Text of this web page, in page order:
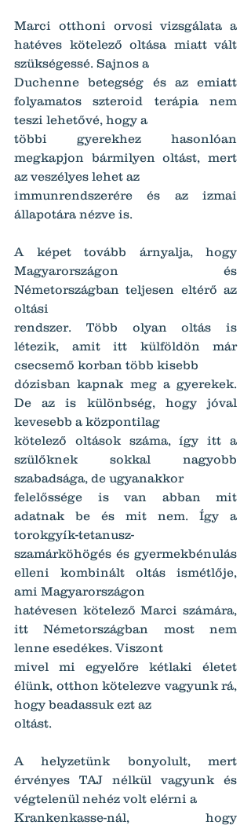
Marci otthoni orvosi vizsgálata a
hatéves kötelező oltása miatt vált
szükségessé. Sajnos a
Duchenne betegség és az emiatt
folyamatos szteroid terápia nem
teszi lehetővé, hogy a
többi gyerekhez hasonlóan
megkapjon bármilyen oltást, mert
az veszélyes lehet az
immunrendszerére és az izmai
állapotára nézve is.
A képet tovább árnyalja, hogy
Magyarországon és
Németországban teljesen eltérő az
oltási
rendszer. Több olyan oltás is
létezik, amit itt külföldön már
csecsemő korban több kisebb
dózisban kapnak meg a gyerekek.
De az is különbség, hogy jóval
kevesebb a központilag
kötelező oltások száma, így itt a
szülőknek sokkal nagyobb
szabadsága, de ugyanakkor
felelőssége is van abban mit
adatnak be és mit nem. Így a
torokgyík-tetanusz-
szamárköhögés és gyermekbénulás
elleni kombinált oltás ismétlője,
ami Magyarországon
hatévesen kötelező Marci számára,
itt Németországban most nem
lenne esedékes. Viszont
mivel mi egyelőre kétlaki életet
élünk, otthon kötelezve vagyunk rá,
hogy beadassuk ezt az
oltást.
A helyzetünk bonyolult, mert
érvényes TAJ nélkül vagyunk és
végtelenül nehéz volt elérni a
Krankenkasse-nál, hogy